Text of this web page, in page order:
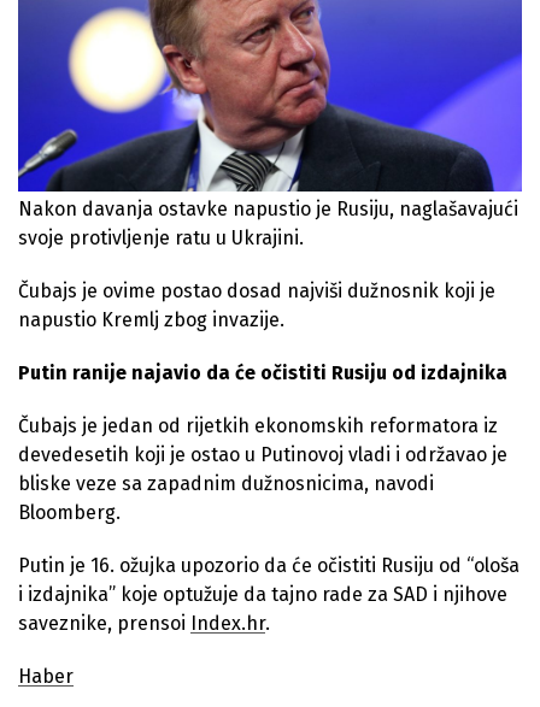
Nakon davanja ostavke napustio je Rusiju, naglašavajući
svoje protivljenje ratu u Ukrajini.
Čubajs je ovime postao dosad najviši dužnosnik koji je
napustio Kremlj zbog invazije.
Putin ranije najavio da će očistiti Rusiju od izdajnika
Čubajs je jedan od rijetkih ekonomskih reformatora iz
devedesetih koji je ostao u Putinovoj vladi i održavao je
bliske veze sa zapadnim dužnosnicima, navodi
Bloomberg.
Putin je 16. ožujka upozorio da će očistiti Rusiju od “ološa
i izdajnika” koje optužuje da tajno rade za SAD i njihove
saveznike, prensoi Index.hr.
Haber